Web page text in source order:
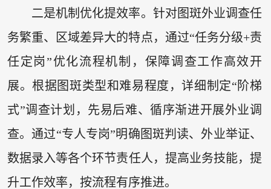
二是机制优化提效率。针对图斑外业调查任
务繁重、区域差异大的特点，通过“任务分级+责
任定岗”优化流程机制，保障调查工作高效开
展。根据图斑类型和难易程度，详细制定“阶梯
式”调查计划，先易后难、循序渐进开展外业调
查。通过“专人专岗”明确图斑判读、外业举证、
数据录入等各个环节责任人，提高业务技能，提
升工作效率，按流程有序推进。